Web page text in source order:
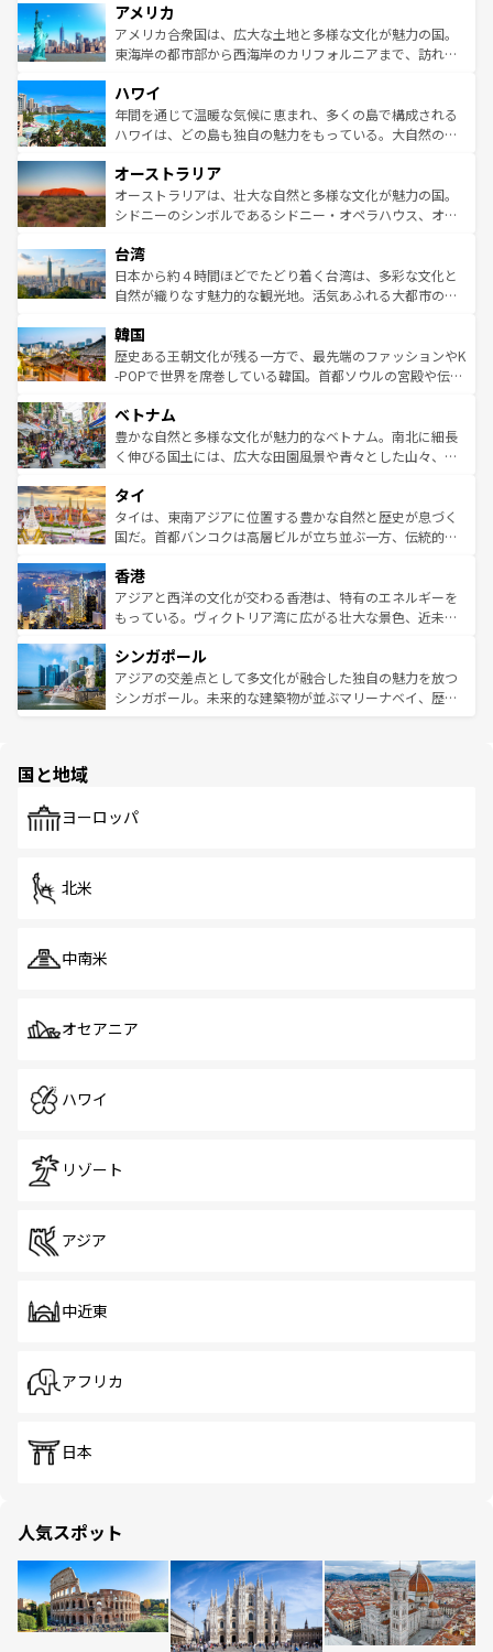
ンツ一覧を参照してほしい。
の建物がそのまま残る町や、スイスならではのユニークな
博物館もあり、アルプス観光だけでなく町歩きも満喫する
ことができる。国民の所得が高いため物価も高いが、旅行
ば市内交通費無料で観光を楽しむこともできる。 なお、新
着のスイス情報はコンテンツ一覧 を参照してほしい。
アメリカ
アメリカ合衆国は、広大な土地と多様な文化が魅力の国。
東海岸の都市部から西海岸のカリフォルニアまで、訪れる
のような巨大都市は、観光、ショッピング、エンターテイ
ンメントが詰まった刺激的なスポットだ。一方、アメリカ
西部には大自然が広がり、グランドキャニオンやイエロー
部のニューオーリンズでは、音楽と美食が融合した独特の
文化が魅力。旅行者はアメリカの各地域で異なる魅力を楽
しみながら、その多様性と豊かな歴史を感じることができ
ならではの贅沢な旅のスタイルだ。 なお、新着のアメリカ
情報はコンテンツ一覧を参照してほしい。
ハワイ
年間を通じて温暖な気候に恵まれ、多くの島で構成される
ハワイは、どの島も独自の魅力をもっている。大自然の神
ワイ島は見逃せない。また、定番の観光地といえばオアフ
島だが、静かな自然を求めるならマウイ島やカウアイ島が
おすすめ。エメラルドグリーンに輝く海をはじめ、豊かな
れるおもてなしの心で訪れる人々を迎えてくれるハワイの
人々、おいしいローカルフードやハワイアンミュージッ
ク、伝統的なフラダンスなど、すべてがハワイの魅力を彩
ワイを、存分に味わってほしい。 なお、新着のハワイ情報
はコンテンツ一覧を参照してほしい。
オーストラリア
オーストラリアは、壮大な自然と多様な文化が魅力の国。
シドニーのシンボルであるシドニー・オペラハウス、オー
リアリーフや大陸中央部にそびえるウルル（エアーズロッ
ク）、タスマニアの美しい原生林やケアンズの熱帯雨林な
ど、見どころがたくさん。また、カフェやワイン、オージ
いる。アクティビティも充実しており、サーフィンやダイ
ビング、ハイキングなど、アウトドア好きにはたまらな
い。オーストラリアの多彩な魅力を存分に味わいつくそ
参照してほしい。
台湾
日本から約４時間ほどでたどり着く台湾は、多彩な文化と
自然が織りなす魅力的な観光地。活気あふれる大都市の台
ン）、静ひつな山岳地帯である台湾東部など、都市の喧騒
と山間の静けさが共存しており、訪れる人に新しい発見と
驚きをもたらしてくれる。また、奥深い台湾の食文化も魅
容にもいいと評判のスイーツなど、バラエティ豊かな料理
が味わえる。 なお、新着の台湾情報は コンテンツ一覧を参
照してほしい。
韓国
歴史ある王朝文化が残る一方で、最先端のファッションやK
-POPで世界を席巻している韓国。首都ソウルの宮殿や伝統
き、地方に足を延ばせば四季折々の自然美を楽しむことが
できる。そして、キムチや焼肉、絶品のストリートフード
まで、さまざまな韓国料理が待っている。夜には、韓国な
リティに包まれながら、韓国の多彩な魅力を心ゆくまで味
わってみてほしい。 なお、新着の韓国情報はコンテンツ一
覧を参照してほしい。
ベトナム
豊かな自然と多様な文化が魅力的なベトナム。南北に細長
く伸びる国土には、広大な田園風景や青々とした山々、世
急速な発展と共に伝統が息づく。ハノイの古い町並みやホ
ーチミン市のフランス統治時代の建物も、独特の雰囲気を
醸し出している。また、バラエティの豊かさとおいしさで
とつ。フォーやバインミー、ベトナムコーヒーなどは、ぜ
ひ現地で味わいたい。どの地域を訪れてもあたたかい人々
が旅行者を迎えてくれるので、きっと忘れられない旅にな
参照してほしい。
タイ
タイは、東南アジアに位置する豊かな自然と歴史が息づく
国だ。首都バンコクは高層ビルが立ち並ぶ一方、伝統的な
の活気が交差している。北部ではチェンマイなどの山岳地
帯で自然と触れ合い、南部ではプーケットやクラビの美し
いビーチでリゾート気分を楽しむことができる。タイ料理
激する。気候は一年中温暖で、どの季節にも異なる楽しみ
が待っている。親しみやすいタイの人々、仏教を中心とし
た文化、そして多様な観光資源が、訪れる旅人を魅了し続
香港
アジアと西洋の文化が交わる香港は、特有のエネルギーを
もっている。ヴィクトリア湾に広がる壮大な景色、近未来
み、どこを訪れても感動するはず。観光スポットが密集し
ており、効率よく見どころを回れるのも魅力。息をのむよ
うな絶景から文化的な体験まで、香港を存分に楽しみ尽く
シンガポール
アジアの交差点として多文化が融合した独自の魅力を放つ
シンガポール。未来的な建築物が並ぶマリーナベイ、歴史
で、ホーカーズは地元の風情を楽しめる外せないスポット
国と地域
ヨーロッパ
北米
中南米
オセアニア
ハワイ
リゾート
アジア
中近東
アフリカ
日本
人気スポット